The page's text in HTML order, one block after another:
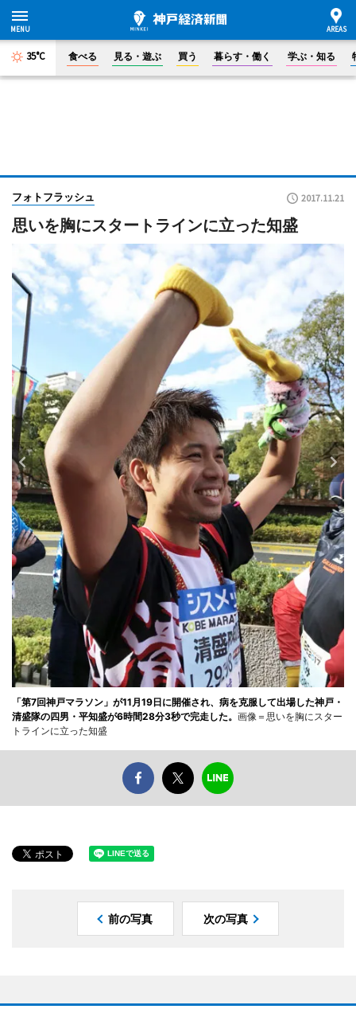
35°C 食べる 見る・遊ぶ 買う 暮らす・働く 学ぶ・知る
フォトフラッシュ 2017.11.21
思いを胸にスタートラインに立った知盛
「第7回神戸マラソン」が11月19日に開催され、病を克服して出場した神戸・
清盛隊の四男・平知盛が6時間28分3秒で完走した。 画像＝思いを胸にスター
トラインに立った知盛
前の写真 次の写真